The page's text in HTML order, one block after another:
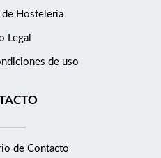
de Hostelería
Legal
de uso
de Contacto